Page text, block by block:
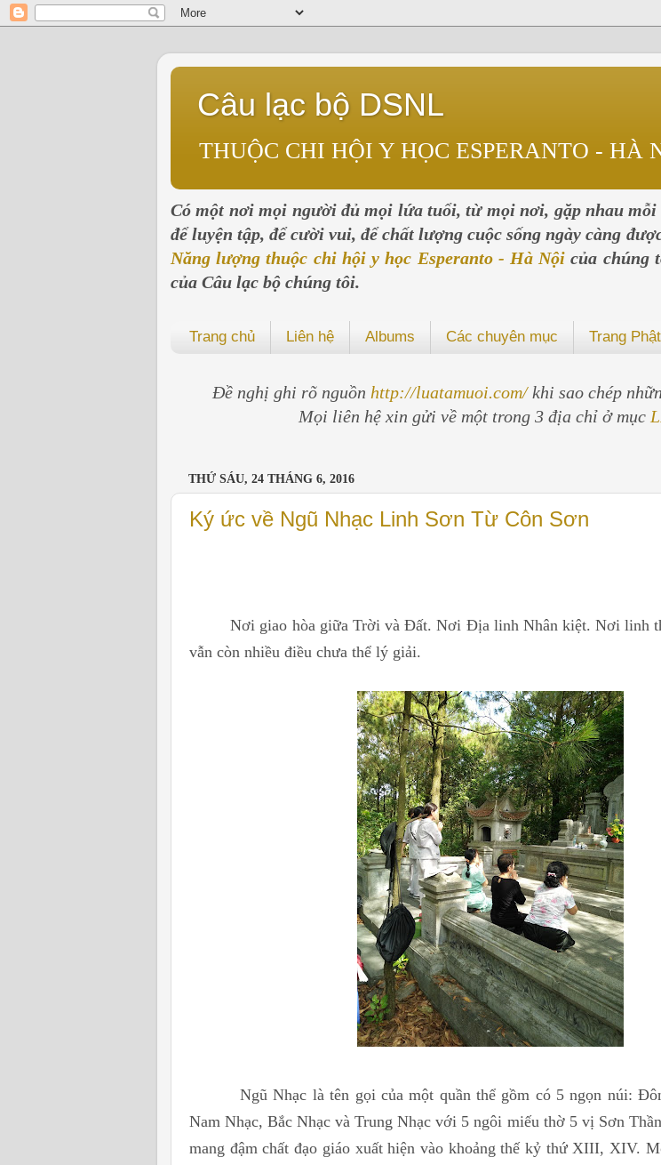
Câu lạc bộ DSNL
THUỘC CHI HỘI Y HỌC ESPERANTO - HÀ
Có một nơi mọi người đủ mọi lứa tuổi, từ mọi nơi, gặp nhau
để luyện tập, để cười vui, để chất lượng cuộc sống ngày càng
Năng lượng thuộc chi hội y học Esperanto - Hà Nội của chúng
của Câu lạc bộ chúng tôi.
Trang chủ Liên hệ Albums Các chuyên mục Trang
Đề nghị ghi rõ nguồn http://luatamuoi.com/khi sao chép
Mọi liên hệ xin gửi về một trong 3 địa chỉ ở mục
THỨ SÁU, 24 THÁNG 6, 2016
Ký ức về Ngũ Nhạc Linh Sơn Từ Côn Sơn
Nơi giao hòa giữa Trời và Đất. Nơi Địa linh Nhân kiệt. Nơi linh
vẫn còn nhiều điều chưa thể lý giải.
Ngũ Nhạc là tên gọi của một quần thể gồm có 5 ngọn núi:
Nam Nhạc, Bắc Nhạc và Trung Nhạc với 5 ngôi miếu thờ 5 vị Sơn
mang đậm chất đạo giáo xuất hiện vào khoảng thế kỷ thứ XIII, XIV.